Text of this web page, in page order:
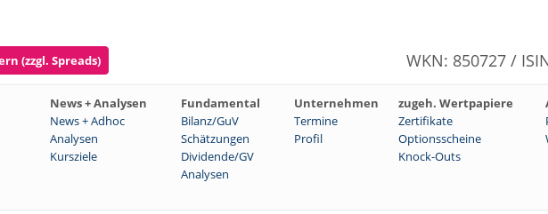
(zzgl. Spreads) WKN: 850727 /
News + Analysen Fundamental Unternehmen zugeh. Wertpapiere
News + Adhoc Bilanz/GuV Termine Zertifikate
Analysen Schätzungen Profil Optionsscheine
Kursziele Dividende/GV
Knock-Outs
Analysen